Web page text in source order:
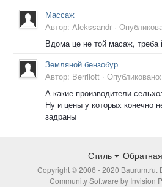
Массаж
Автор: Alekssandr ·
Вдома це не той масаж, треба
Земляной бензобур
Автор: Berrilott · Опубликовано:
А какие производители
Ну и цены у которых конечно
задраны
Стиль
Copyright © 2006 - 2020
Community Software by Invision